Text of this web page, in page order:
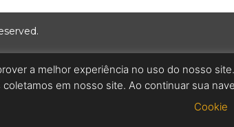
a melhor experiência no uso do nosso
em nosso site. Ao continuar sua
Cookie